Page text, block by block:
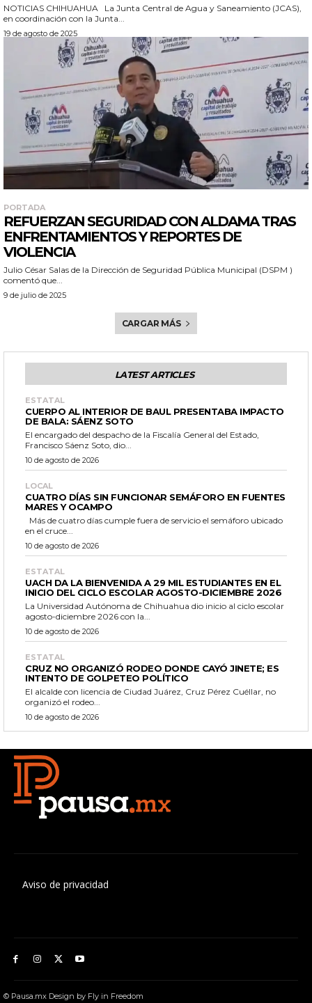
NOTICIAS CHIHUAHUA La Junta Central de Agua y Saneamiento (JCAS),
en coordinación con la Junta...
19 de agosto de 2025
PORTADA
REFUERZAN SEGURIDAD CON ALDAMA TRAS
ENFRENTAMIENTOS Y REPORTES DE
VIOLENCIA
Julio César Salas de la Dirección de Seguridad Pública Municipal (DSPM )
comentó que...
9 de julio de 2025
CARGAR MÁS
LATEST ARTICLES
ESTATAL
CUERPO AL INTERIOR DE BAUL PRESENTABA IMPACTO
DE BALA: SÁENZ SOTO
El encargado del despacho de la Fiscalía General del Estado,
Francisco Sáenz Soto, dio...
10 de agosto de 2026
LOCAL
CUATRO DÍAS SIN FUNCIONAR SEMÁFORO EN FUENTES
MARES Y OCAMPO
en el cruce...
10 de agosto de 2026
ESTATAL
UACH DA LA BIENVENIDA A 29 MIL ESTUDIANTES EN EL
INICIO DEL CICLO ESCOLAR AGOSTO-DICIEMBRE 2026
La Universidad Autónoma de Chihuahua dio inicio al ciclo escolar
agosto-diciembre 2026 con la...
10 de agosto de 2026
ESTATAL
CRUZ NO ORGANIZÓ RODEO DONDE CAYÓ JINETE; ES
INTENTO DE GOLPETEO POLÍTICO
El alcalde con licencia de Ciudad Juárez, Cruz Pérez Cuéllar, no
organizó el rodeo...
10 de agosto de 2026
Aviso de privacidad
© Pausa.mx Design by Fly in Freedom